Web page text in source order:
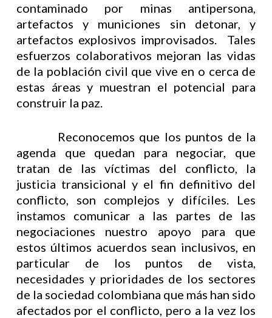
contaminado por minas antipersona,
artefactos y municiones sin detonar, y
artefactos explosivos improvisados. Tales
esfuerzos colaborativos mejoran las vidas
de la población civil que vive en o cerca de
estas áreas y muestran el potencial para
construir la paz.
Reconocemos que los puntos de la
agenda que quedan para negociar, que
tratan de las víctimas del conflicto, la
justicia transicional y el fin definitivo del
conflicto, son complejos y difíciles. Les
instamos comunicar a las partes de las
negociaciones nuestro apoyo para que
estos últimos acuerdos sean inclusivos, en
particular de los puntos de vista,
necesidades y prioridades de los sectores
de la sociedad colombiana que más han sido
afectados por el conflicto, pero a la vez los